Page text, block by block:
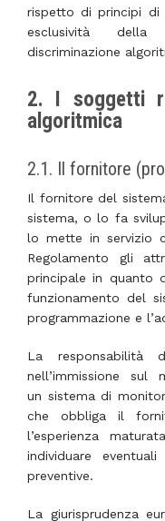
rispetto di principi di
esclusività della
discriminazione
2. I soggetti
algoritmica
2.1. Il fornitore
Il fornitore del
sistema, o lo fa
lo mette in servizio
Regolamento gli
principale in quanto
funzionamento del
programmazione e
La responsabilità
nell’immissione sul
un sistema di
che obbliga il
l’esperienza
individuare
preventive.
La giurisprudenza